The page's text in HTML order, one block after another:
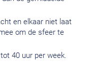
en elkaar niet laat
om de sfeer te
40 uur per week.